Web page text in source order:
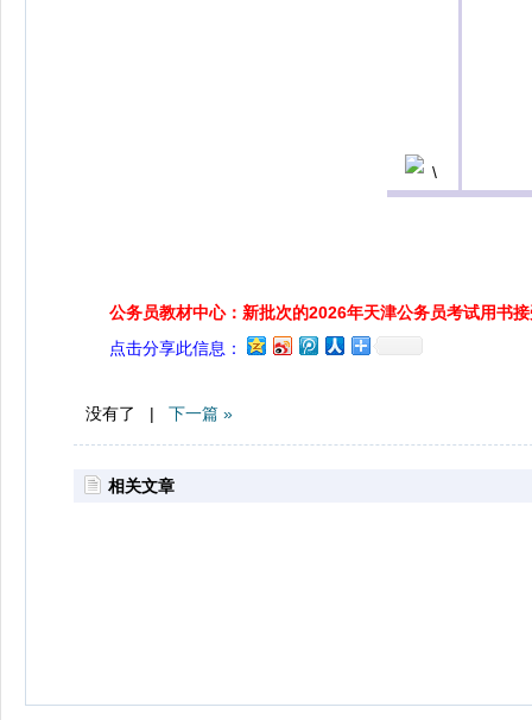
公务员教材中心：新批次的2026年天津公务员考试用书
点击分享此信息：
没有了 | 下一篇 »
相关文章